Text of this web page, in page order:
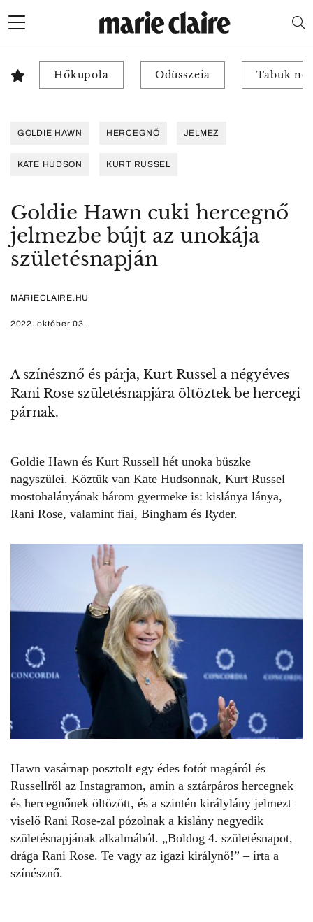
Hőkupola Odüsszeia Tabuk
GOLDIE HAWN HERCEGNŐ JELMEZ
KATE HUDSON KURT RUSSEL
Goldie Hawn cuki hercegnő
jelmezbe bújt az unokája
születésnapján
MARIECLAIRE.HU
2022. október 03.
A színésznő és párja, Kurt Russel a négyéves
Rani Rose születésnapjára öltöztek be hercegi
párnak.
Goldie Hawn és Kurt Russell hét unoka büszke
nagyszülei. Köztük van Kate Hudsonnak, Kurt Russel
mostohalányának három gyermeke is: kislánya lánya,
Rani Rose, valamint fiai, Bingham és Ryder.
Hawn vasárnap posztolt egy édes fotót magáról és
Russellről az Instagramon, amin a sztárpáros hercegnek
és hercegnőnek öltözött, és a szintén királylány jelmezt
viselő Rani Rose-zal pózolnak a kislány negyedik
születésnapjának alkalmából. „Boldog 4. születésnapot,
drága Rani Rose. Te vagy az igazi királynő!” – írta a
színésznő.